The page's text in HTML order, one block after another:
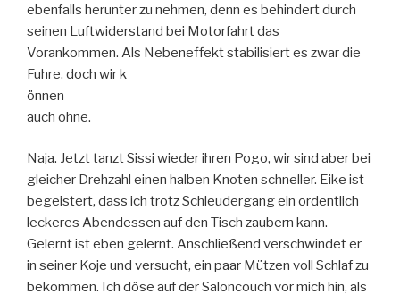
ebenfalls herunter zu nehmen, denn es behindert durch
seinen Luftwiderstand bei Motorfahrt das
Vorankommen. Als Nebeneffekt stabilisiert es zwar die
Fuhre, doch wir k
önnen
auch ohne.
Naja. Jetzt tanzt Sissi wieder ihren Pogo, wir sind aber bei
gleicher Drehzahl einen halben Knoten schneller. Eike ist
begeistert, dass ich trotz Schleudergang ein ordentlich
leckeres Abendessen auf den Tisch zaubern kann.
Gelernt ist eben gelernt. Anschließend verschwindet er
in seiner Koje und versucht, ein paar Mützen voll Schlaf zu
bekommen. Ich döse auf der Saloncouch vor mich hin, als